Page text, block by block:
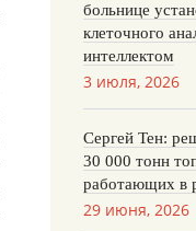
больнице
клеточного
интеллектом
3 июля, 2026
Сергей Тен:
30 000 тонн
работающих в
29 июня, 2026